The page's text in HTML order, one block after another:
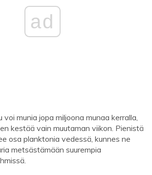
ad
munia jopa miljoona munaa kerralla,
kestää vain muutaman viikon. Pienistä
osa planktonia vedessä, kunnes ne
metsästämään suurempia